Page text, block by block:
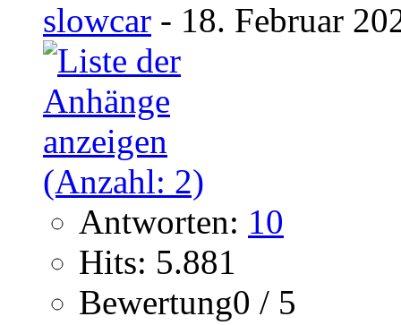
slowcar - 18. Februar
Antworten: 10
Hits: 5.881
Bewertung0 / 5